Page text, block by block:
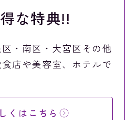
な特典!!
・南区・大宮区その他
店や美容室、ホテルで
くはこちら